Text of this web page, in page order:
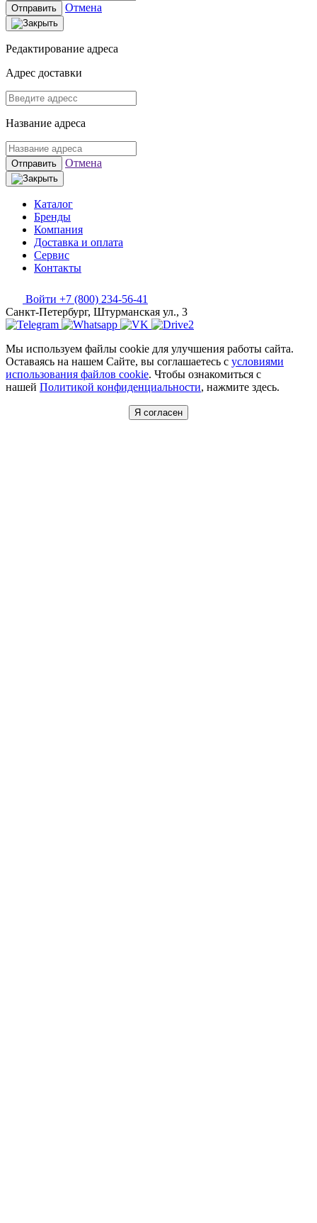
Отправить Отмена
Редактирование адреса
Адрес доставки
Название адреса
Отправить Отмена
Каталог
Бренды
Компания
Доставка и оплата
Сервис
Контакты
Войти +7 (800) 234-56-41
Санкт-Петербург, Штурманская ул., 3
Мы используем файлы cookie для улучшения работы сайта.
Оставаясь на нашем Сайте, вы соглашаетесь с условиями
использования файлов cookie. Чтобы ознакомиться с
нашей Политикой конфиденциальности, нажмите здесь.
Я согласен